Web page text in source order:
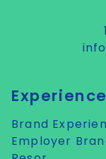
Brand
Employer